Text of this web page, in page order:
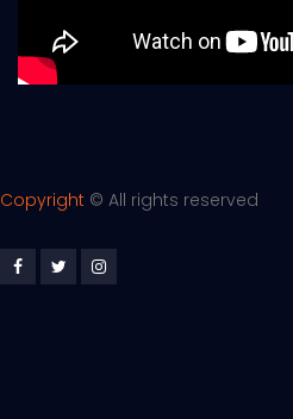
Copyright © All rights reserved